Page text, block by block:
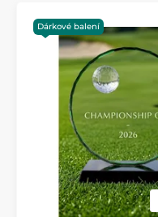
Dárkové balení